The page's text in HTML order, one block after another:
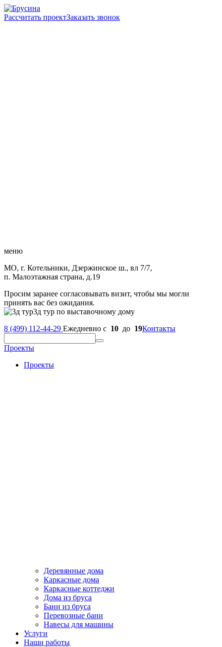
Рассчитать проектЗаказать звонок
меню
МО, г. Котельники, Дзержинское ш., вл 7/7,
п. Малоэтажная страна, д.19
Просим заранее согласовывать визит, чтобы мы могли
принять вас без ожидания.
3д тур по выставочному дому
8 (499) 112-44-29 Ежедневно с 10 до 19Контакты
Проекты
Проекты
Деревянные дома
Каркасные дома
Каркасные коттеджи
Дома из бруса
Бани из бруса
Перевозные бани
Навесы для машины
Услуги
Наши работы